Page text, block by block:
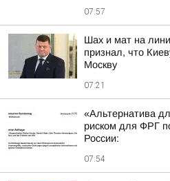
07:57
Шах и мат на
признал, что
Москву
07:21
«Альтернатива
риском для ФРГ
России:
07:54